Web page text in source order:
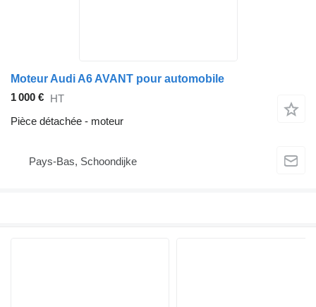
Moteur Audi A6 AVANT pour automobile
1 000 € HT
Pièce détachée - moteur
Pays-Bas, Schoondijke